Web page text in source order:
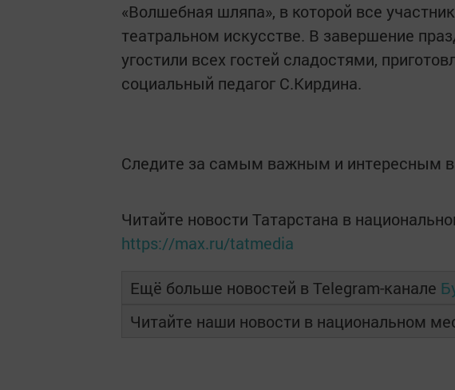
«Волшебная шляпа», в которой все
театральном искусстве. В завершение
угостили всех гостей сладостями,
социальный педагог С.Кирдина.
Следите за самым важным и интересным в
Читайте новости Татарстана в
https://max.ru/tatmedia
Ещё больше новостей в Telegram-канале
Читайте наши новости в национальном